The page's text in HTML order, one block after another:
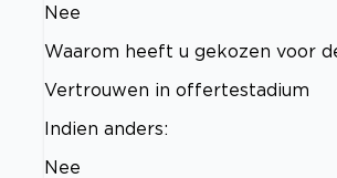
Nee
Waarom heeft u gekozen voor
Vertrouwen in offertestadium
Indien anders:
Nee